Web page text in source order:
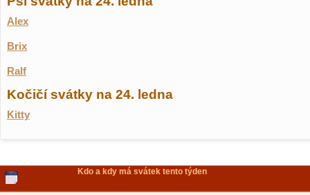
Alex
Brix
Ralf
Kočičí svátky na 24. ledna
Kitty
Kdo a kdy má svátek tento týden